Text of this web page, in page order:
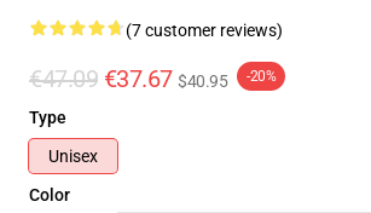
(7 customer reviews)
€47.09 €37.67 $40.95 -20%
Type
Unisex
Color